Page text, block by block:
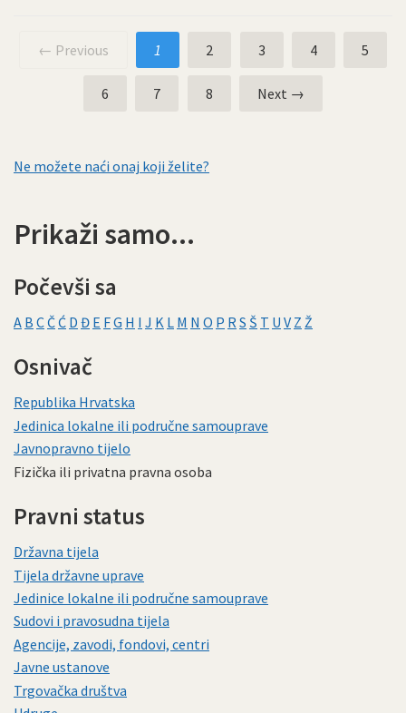
← Previous 1 2 3 4 5
6 7 8 Next →
Ne možete naći onaj koji želite?
Prikaži samo...
Počevši sa
A B CČĆ D Đ E FG H I J K L M N O P R S Š T U V Z Ž
Osnivač
Republika Hrvatska
Jedinica lokalne ili područne samouprave
Javnopravno tijelo
Fizička ili privatna pravna osoba
Pravni status
Državna tijela
Tijela državne uprave
Jedinice lokalne ili područne samouprave
Sudovi i pravosudna tijela
Agencije, zavodi, fondovi, centri
Javne ustanove
Trgovačka društva